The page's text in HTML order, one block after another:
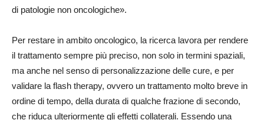
di patologie non oncologiche».
Per restare in ambito oncologico, la ricerca lavora per rendere
il trattamento sempre più preciso, non solo in termini spaziali,
ma anche nel senso di personalizzazione delle cure, e per
validare la flash therapy, ovvero un trattamento molto breve in
ordine di tempo, della durata di qualche frazione di secondo,
che riduca ulteriormente gli effetti collaterali. Essendo una